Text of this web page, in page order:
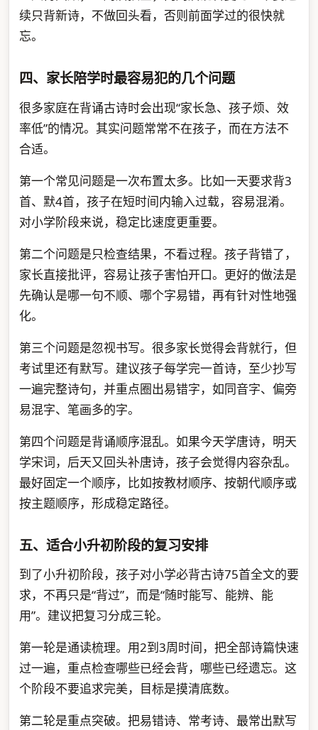
续只背新诗，不做回头看，否则前面学过的很快就
忘。
四、家长陪学时最容易犯的几个问题
很多家庭在背诵古诗时会出现“家长急、孩子烦、效
率低”的情况。其实问题常常不在孩子，而在方法不
合适。
第一个常见问题是一次布置太多。比如一天要求背3
首、默4首，孩子在短时间内输入过载，容易混淆。
对小学阶段来说，稳定比速度更重要。
第二个问题是只检查结果，不看过程。孩子背错了，
家长直接批评，容易让孩子害怕开口。更好的做法是
先确认是哪一句不顺、哪个字易错，再有针对性地强
化。
第三个问题是忽视书写。很多家长觉得会背就行，但
考试里还有默写。建议孩子每学完一首诗，至少抄写
一遍完整诗句，并重点圈出易错字，如同音字、偏旁
易混字、笔画多的字。
第四个问题是背诵顺序混乱。如果今天学唐诗，明天
学宋词，后天又回头补唐诗，孩子会觉得内容杂乱。
最好固定一个顺序，比如按教材顺序、按朝代顺序或
按主题顺序，形成稳定路径。
五、适合小升初阶段的复习安排
到了小升初阶段，孩子对小学必背古诗75首全文的要
求，不再只是“背过”，而是“随时能写、能辨、能
用”。建议把复习分成三轮。
第一轮是通读梳理。用2到3周时间，把全部诗篇快速
过一遍，重点检查哪些已经会背，哪些已经遗忘。这
个阶段不要追求完美，目标是摸清底数。
第二轮是重点突破。把易错诗、常考诗、最常出默写